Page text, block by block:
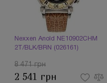
Nexxen Anold NE10902CHM
2T/BLK/BRN (026161)
8 471 грн
2 541 грн